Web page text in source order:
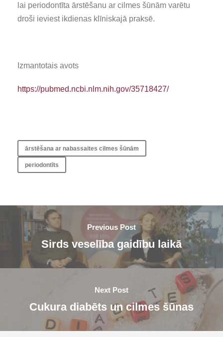
lai periodontīta ārstēšanu ar cilmes šūnām varētu
droši ieviest ikdienas klīniskajā praksē.
Izmantotais avots
https://pubmed.ncbi.nlm.nih.gov/35718427/
ārstēšana ar nabassaites cilmes šūnām
periodontīts
Previous Post
Sirds veselība gaidību laikā
Next Post
Cukura diabēts un cilmes šūnas